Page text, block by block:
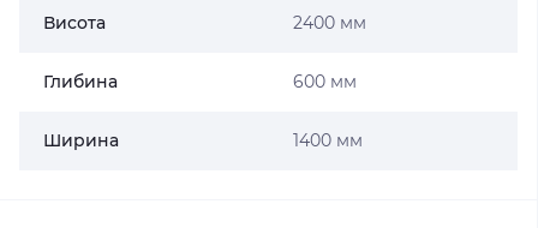
Висота 2400 мм
Глибина 600 мм
Ширина 1400 мм